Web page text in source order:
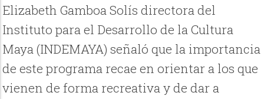
Elizabeth Gamboa Solís directora del
Instituto para el Desarrollo de la Cultura
Maya (INDEMAYA) señaló que la importancia
de este programa recae en orientar a los que
vienen de forma recreativa y de dar a